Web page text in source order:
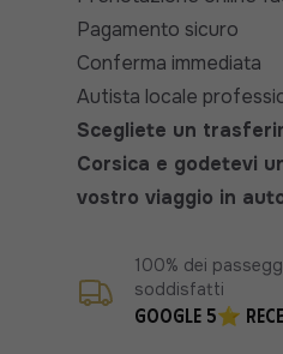
Pagamento sicuro
Conferma immediata
Autista locale
Scegliete un
Corsica e godetevi
vostro viaggio in
Google 5⭐
100% dei
soddisfatti